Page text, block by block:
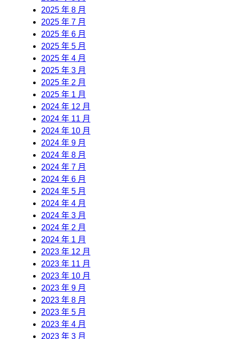
2025 年 8 月
2025 年 7 月
2025 年 6 月
2025 年 5 月
2025 年 4 月
2025 年 3 月
2025 年 2 月
2025 年 1 月
2024 年 12 月
2024 年 11 月
2024 年 10 月
2024 年 9 月
2024 年 8 月
2024 年 7 月
2024 年 6 月
2024 年 5 月
2024 年 4 月
2024 年 3 月
2024 年 2 月
2024 年 1 月
2023 年 12 月
2023 年 11 月
2023 年 10 月
2023 年 9 月
2023 年 8 月
2023 年 5 月
2023 年 4 月
2023 年 3 月